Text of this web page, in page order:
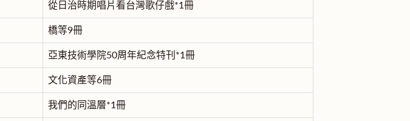
從日治時期唱片看台灣歌仔戲*1冊
橋等9冊
亞東技術學院50周年紀念特刊*1冊
文化資產等6冊
我們的同溫層*1冊